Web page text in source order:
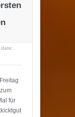
date:
für